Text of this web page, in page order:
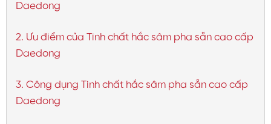
Daedong
2. Ưu điểm của Tinh chất hắc sâm pha sẵn cao cấp
Daedong
3. Công dụng Tinh chất hắc sâm pha sẵn cao cấp
Daedong